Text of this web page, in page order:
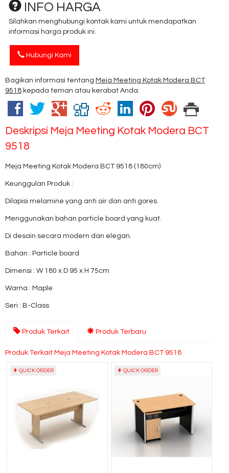
INFO HARGA
Silahkan menghubungi kontak kami untuk mendapatkan
informasi harga produk ini.
Hubungi Kami
Bagikan informasi tentang Meja Meeting Kotak Modera BCT
9518 kepada teman atau kerabat Anda.
Deskripsi Meja Meeting Kotak Modera BCT
9518
Meja Meeting Kotak Modera BCT 9518 (180cm)
Keunggulan Produk :
Dilapisi melamine yang anti air dan anti gores.
Menggunakan bahan particle board yang kuat.
Di desain secara modern dan elegan.
Bahan : Particle board
Dimensi : W 180 x D 95 x H 75cm
Warna : Maple
Seri : B-Class
Produk Terkait Produk Terbaru
Produk Terkait Meja Meeting Kotak Modera BCT 9518
QUICK ORDER QUICK ORDER